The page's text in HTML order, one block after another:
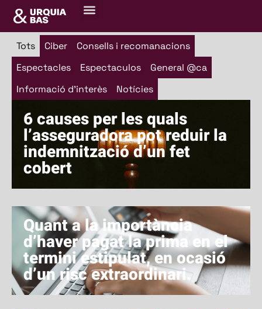
Formulari Bianca
Ciber
Consells i recomanacions
Espectacles
Espectaculos
General @ca
Informació d'interès
Notícies
Tots
6 causes per les quals
l’asseguradora pot reduir la
indemnització d’un fet
cobert
Quant a la importància
d’haver pagat la prima en el
termini estipulat, en ocasió
d’un risc extraordinari.